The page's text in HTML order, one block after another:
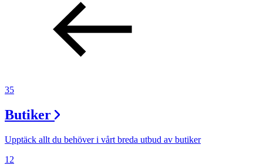
Magasin
Presentkort
35
Butiker
Upptäck allt du behöver i vårt breda utbud av butiker
12